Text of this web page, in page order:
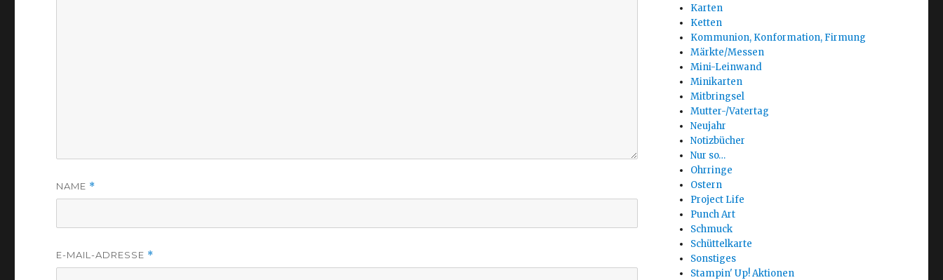
NAME *
E-MAIL-ADRESSE *
Karten
Ketten
Kommunion, Konformation, Firmung
Märkte/Messen
Mini-Leinwand
Minikarten
Mitbringsel
Mutter-/Vatertag
Neujahr
Notizbücher
Nur so…
Ohrringe
Ostern
Project Life
Punch Art
Schmuck
Schüttelkarte
Sonstiges
Stampin' Up! Aktionen